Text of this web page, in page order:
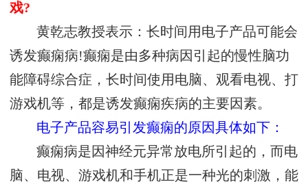
戏?
黄乾志教授表示：长时间用电子产品可能会
诱发癫痫病!癫痫是由多种病因引起的慢性脑功
能障碍综合症，长时间使用电脑、观看电视、打
游戏机等，都是诱发癫痫疾病的主要因素。
电子产品容易引发癫痫的原因具体如下：
癫痫病是因神经元异常放电所引起的，而电
脑、电视、游戏机和手机正是一种光的刺激，能